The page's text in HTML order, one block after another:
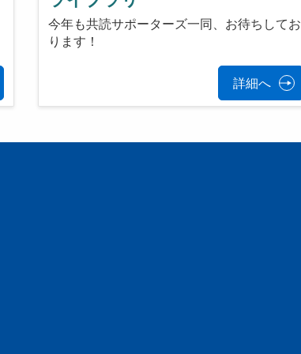
今年も共読サポーターズ一同、お待ちしてお
ります！
詳細へ